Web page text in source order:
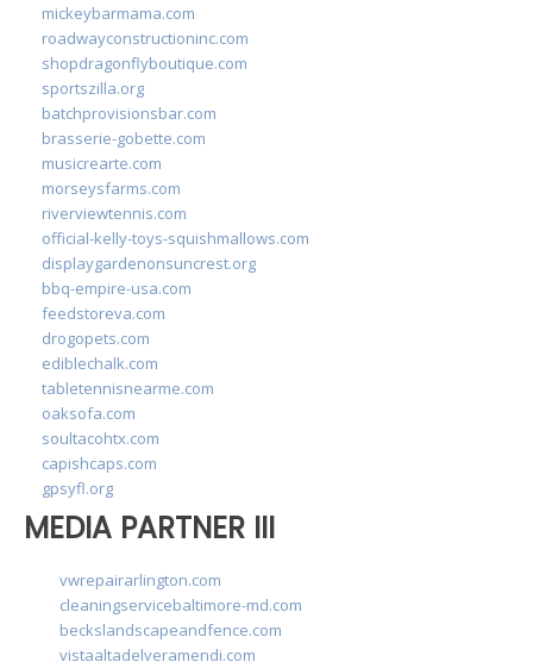
mickeybarmama.com
roadwayconstructioninc.com
shopdragonflyboutique.com
sportszilla.org
batchprovisionsbar.com
brasserie-gobette.com
musicrearte.com
morseysfarms.com
riverviewtennis.com
official-kelly-toys-squishmallows.com
displaygardenonsuncrest.org
bbq-empire-usa.com
feedstoreva.com
drogopets.com
ediblechalk.com
tabletennisnearme.com
oaksofa.com
soultacohtx.com
capishcaps.com
gpsyfl.org
MEDIA PARTNER III
vwrepairarlington.com
cleaningservicebaltimore-md.com
beckslandscapeandfence.com
vistaaltadelveramendi.com